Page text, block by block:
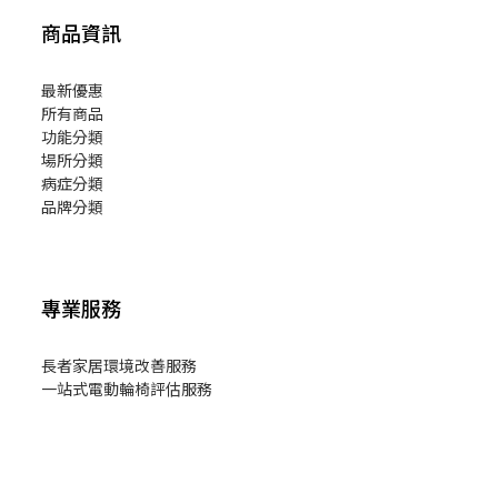
商品資訊
最新優惠
所有商品
功能分類
場所分類
病症分類
品牌分類
專業服務
長者家居環境改善服務
一站式電動輪椅評估服務